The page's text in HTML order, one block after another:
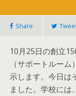
Share
10月25日の創立
（サポートルー
示します。今日は
ました。学校には